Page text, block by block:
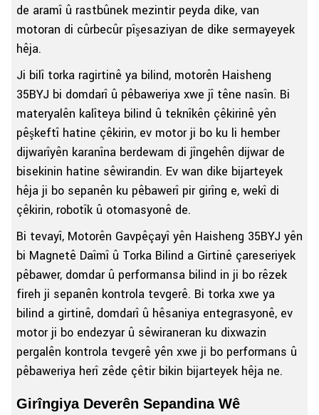
de aramî û rastbûnek mezintir peyda dike, van
motoran di cûrbecûr pîşesaziyan de dike sermayeyek
hêja.
Ji bilî torka ragirtinê ya bilind, motorên Haisheng
35BYJ bi domdarî û pêbaweriya xwe jî têne nasîn. Bi
materyalên kalîteya bilind û teknîkên çêkirinê yên
pêşkeftî hatine çêkirin, ev motor ji bo ku li hember
dijwarîyên karanîna berdewam di jîngehên dijwar de
bisekinin hatine sêwirandin. Ev wan dike bijarteyek
hêja ji bo sepanên ku pêbawerî pir girîng e, wekî di
çêkirin, robotîk û otomasyonê de.
Bi tevayî, Motorên Gavpêçayî yên Haisheng 35BYJ yên
bi Magnetê Daîmî û Torka Bilind a Girtinê çareseriyek
pêbawer, domdar û performansa bilind in ji bo rêzek
fireh ji sepanên kontrola tevgerê. Bi torka xwe ya
bilind a girtinê, domdarî û hêsaniya entegrasyonê, ev
motor ji bo endezyar û sêwiraneran ku dixwazin
pergalên kontrola tevgerê yên xwe ji bo performans û
pêbaweriya herî zêde çêtir bikin bijarteyek hêja ne.
Girîngiya Deverên Sepandina Wê